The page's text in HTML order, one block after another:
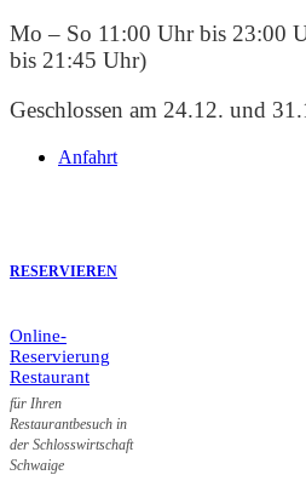
Mo – So 11:00 Uhr bis 23:00
bis 21:45 Uhr)
Geschlossen am 24.12. und
Anfahrt
RESERVIEREN
Online-
Reservierung
Restaurant
für Ihren
Restaurantbesuch in
der Schlosswirtschaft
Schwaige